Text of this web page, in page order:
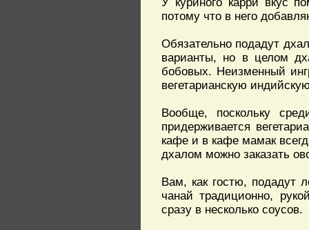
потому что в него
Обязательно подадут
варианты, но в целом
бобовых. Неизменный
вегетарианскую
Вообще, поскольку
придерживается
кафе и в кафе мамак
дхалом можно заказать
Вам, как гостю, подадут
чанай традиционно,
сразу в несколько соусов.